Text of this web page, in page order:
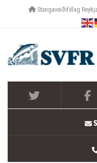
Stangaveiðifélag